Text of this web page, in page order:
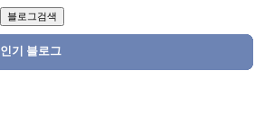
인기 블로그